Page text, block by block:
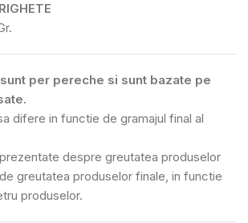
per pereche si sunt bazate pe
difere in functie de gramajul final al
despre greutatea produselor
greutatea produselor finale, in functie
produselor.